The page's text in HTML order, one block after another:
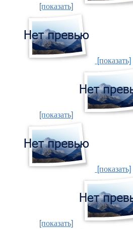
[показать]
[показать]
[показать]
[показать]
[показать]